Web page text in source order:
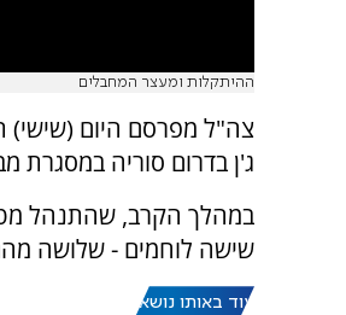
ההיתקלות ומעצר המחבלים
ג'ן בדרום סוריה במסגרת
במהלך הקרב, שהתנהל
שישה לוחמים - שלושה
עוד באותו נושא: